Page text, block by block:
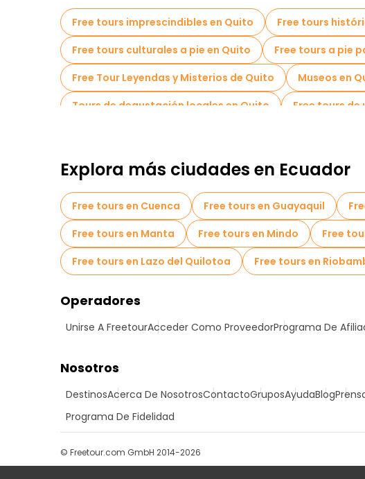
Free tours imprescindibles en Quito Free tours
Free tours culturales a pie en Quito
Free tours a pie
Free Tour Leyendas y Misterios de Quito
Museos en
Tours de degustación locales en Quito
Free tours de
Explora más ciudades en Ecuador
Free tours en Cuenca Free tours en Guayaquil
Free tours en Manta
Free tours en Mindo Free
Free tours en Lazo del Quilotoa
Free tours en
Operadores
Unirse A FreetourAcceder Como ProveedorPrograma De
Nosotros
DestinosAcerca De NosotrosContactoGruposAyudaBlog
Programa De Fidelidad
© Freetour.com GmbH 2014-2026